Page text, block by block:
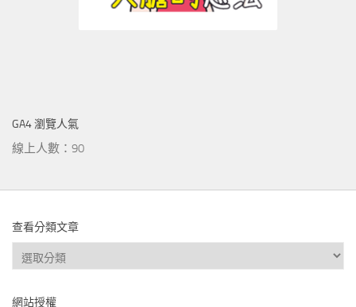
GA4 瀏覽人氣
線上人數：90
查看分類文章
查
看
網站授權